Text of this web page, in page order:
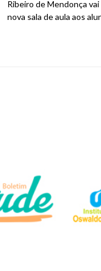
Ribeiro de Mendonça
nova sala de aula aos